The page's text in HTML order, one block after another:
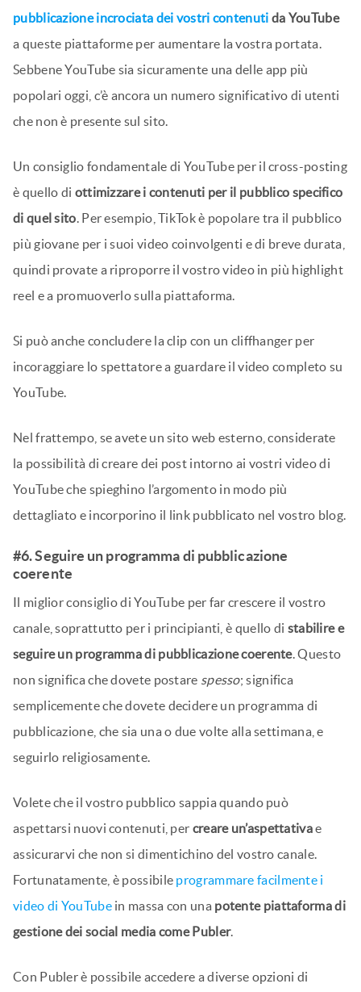
pubblicazione incrociata dei vostri contenuti da YouTube
a queste piattaforme per aumentare la vostra portata.
Sebbene YouTube sia sicuramente una delle app più
popolari oggi, c’è ancora un numero significativo di utenti
che non è presente sul sito.
Un consiglio fondamentale di YouTube per il cross-posting
è quello di ottimizzare i contenuti per il pubblico specifico
di quel sito. Per esempio, TikTok è popolare tra il pubblico
più giovane per i suoi video coinvolgenti e di breve durata,
quindi provate a riproporre il vostro video in più highlight
reel e a promuoverlo sulla piattaforma.
Si può anche concludere la clip con un cliffhanger per
incoraggiare lo spettatore a guardare il video completo su
YouTube.
Nel frattempo, se avete un sito web esterno, considerate
la possibilità di creare dei post intorno ai vostri video di
YouTube che spieghino l’argomento in modo più
dettagliato e incorporino il link pubblicato nel vostro blog.
#6. Seguire un programma di pubblicazione
coerente
Il miglior consiglio di YouTube per far crescere il vostro
canale, soprattutto per i principianti, è quello di stabilire e
seguire un programma di pubblicazione coerente. Questo
non significa che dovete postare spesso; significa
semplicemente che dovete decidere un programma di
pubblicazione, che sia una o due volte alla settimana, e
seguirlo religiosamente.
Volete che il vostro pubblico sappia quando può
aspettarsi nuovi contenuti, per creare un’aspettativae
assicurarvi che non si dimentichino del vostro canale.
Fortunatamente, è possibile programmare facilmente i
video di YouTubein massa con una potente piattaforma di
gestione dei social media come Publer.
Con Publer è possibile accedere a diverse opzioni di